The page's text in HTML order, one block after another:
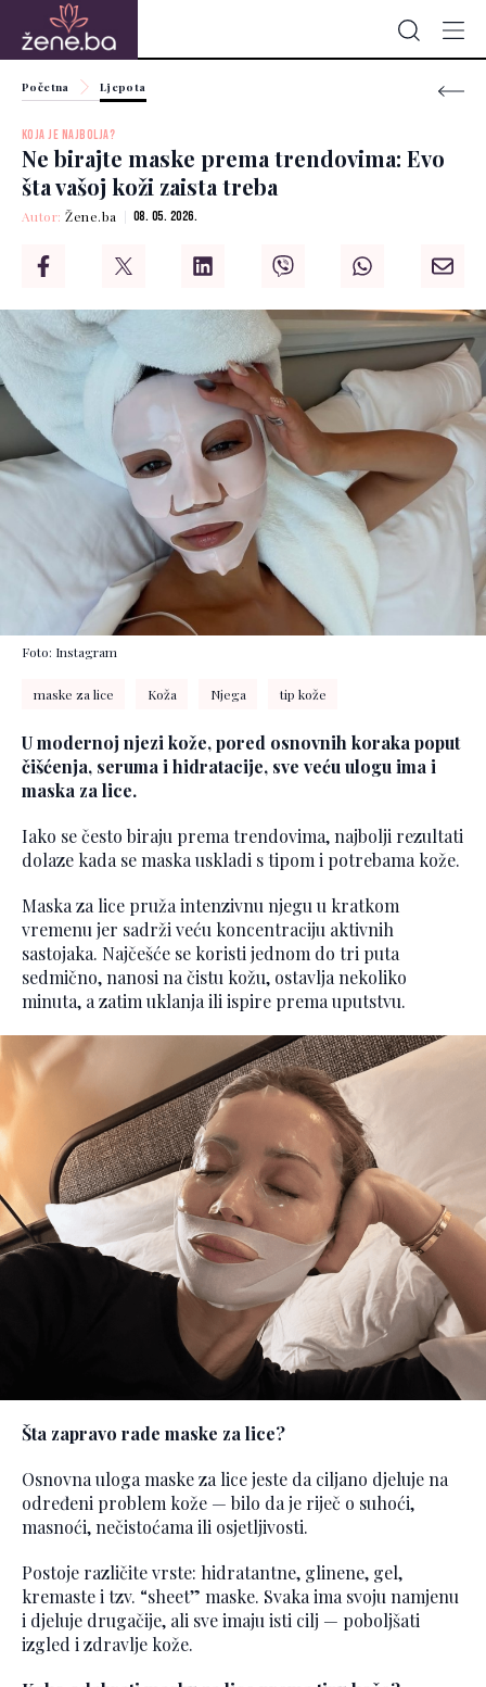
Početna Ljepota
KOJA JE NAJBOLJA?
Ne birajte maske prema trendovima: Evo
šta vašoj koži zaista treba
Autor:Žene.ba 08. 05. 2026.
Foto: Instagram
maske za lice Koža Njega tip kože
U modernoj njezi kože, pored osnovnih koraka poput
čišćenja, seruma i hidratacije, sve veću ulogu ima i
maska za lice.
Iako se često biraju prema trendovima, najbolji rezultati
dolaze kada se maska uskladi s tipom i potrebama kože.
Maska za lice pruža intenzivnu njegu u kratkom
vremenu jer sadrži veću koncentraciju aktivnih
sastojaka. Najčešće se koristi jednom do tri puta
sedmično, nanosi na čistu kožu, ostavlja nekoliko
minuta, a zatim uklanja ili ispire prema uputstvu.
Šta zapravo rade maske za lice?
Osnovna uloga maske za lice jeste da ciljano djeluje na
određeni problem kože — bilo da je riječ o suhoći,
masnoći, nečistoćama ili osjetljivosti.
Postoje različite vrste: hidratantne, glinene, gel,
kremaste i tzv. “sheet” maske. Svaka ima svoju namjenu
i djeluje drugačije, ali sve imaju isti cilj — poboljšati
izgled i zdravlje kože.